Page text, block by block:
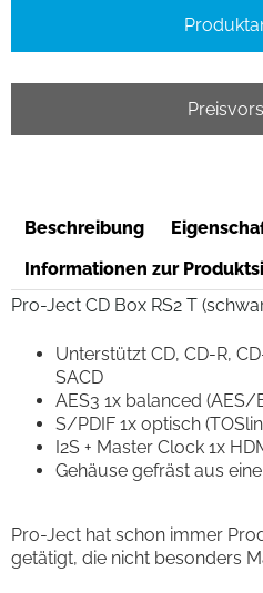
Beschreibung
Informationen zur
Pro-Ject CD Box RS2 T
Unterstützt CD, CD-R,
SACD
AES3 1x balanced (AES/
S/PDIF 1x optisch
I2S + Master Clock 1x
Gehäuse gefräst aus
Pro-Ject hat schon immer
getätigt, die nicht besonders